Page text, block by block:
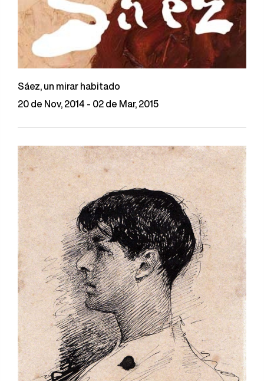
Sáez, un mirar habitado
20 de Nov, 2014 - 02 de Mar, 2015